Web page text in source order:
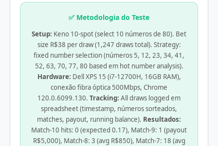
✅ Metodologia do Teste
Setup: Keno 10-spot (select 10 números de 80). Bet
size R$38 per draw (1,247 draws total). Strategy:
fixed number selection (números 5, 12, 23, 34, 41,
52, 63, 70, 77, 80 based em hot number analysis).
Hardware: Dell XPS 15 (i7-12700H, 16GB RAM),
conexão fibra óptica 500Mbps, Chrome
120.0.6099.130. Tracking: All draws logged em
spreadsheet (timestamp, números sorteados,
matches, payout, running balance). Resultados:
Match-10 hits: 0 (expected 0.17), Match-9: 1 (payout
R$5,000), Match-8: 3 (avg R$850), Match-7: 18 (avg